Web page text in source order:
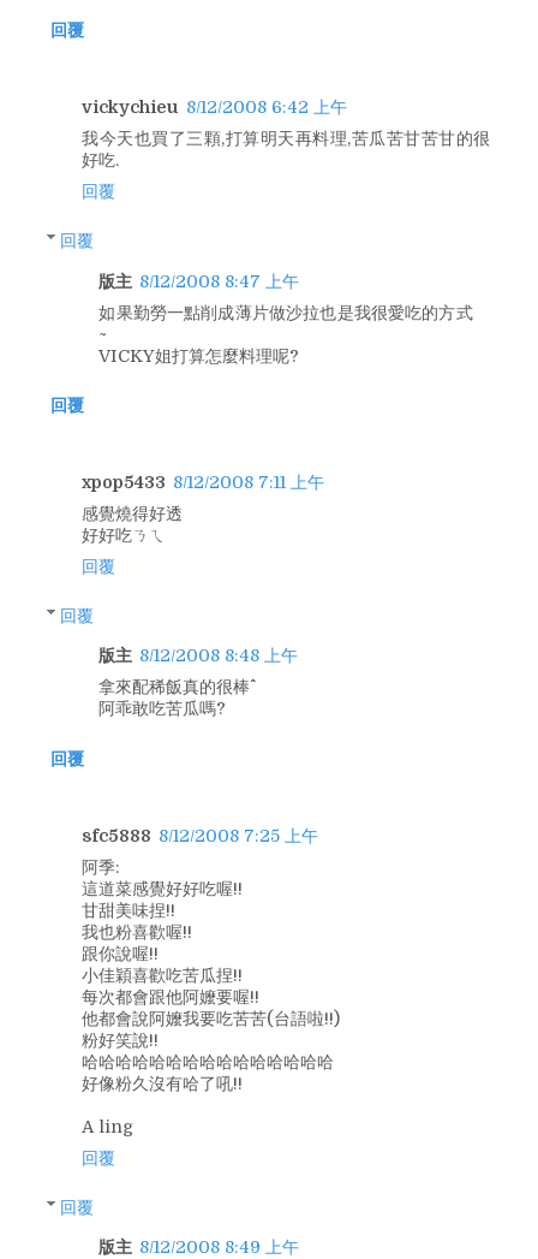
回覆
vickychieu 8/12/2008 6:42 上午
我今天也買了三顆,打算明天再料理,苦瓜苦甘苦甘的很
好吃.
回覆
回覆
版主 8/12/2008 8:47 上午
如果勤勞一點削成薄片做沙拉也是我很愛吃的方式
~
VICKY姐打算怎麼料理呢?
回覆
xpop5433 8/12/2008 7:11 上午
感覺燒得好透
好好吃ㄋㄟ
回覆
回覆
版主 8/12/2008 8:48 上午
拿來配稀飯真的很棒^^
阿乖敢吃苦瓜嗎?
回覆
sfc5888 8/12/2008 7:25 上午
阿季:
這道菜感覺好好吃喔!!
甘甜美味捏!!
我也粉喜歡喔!!
跟你說喔!!
小佳穎喜歡吃苦瓜捏!!
每次都會跟他阿嬤要喔!!
他都會說阿嬤我要吃苦苦(台語啦!!)
粉好笑說!!
哈哈哈哈哈哈哈哈哈哈哈哈哈哈哈
好像粉久沒有哈了吼!!
A ling
回覆
回覆
版主 8/12/2008 8:49 上午